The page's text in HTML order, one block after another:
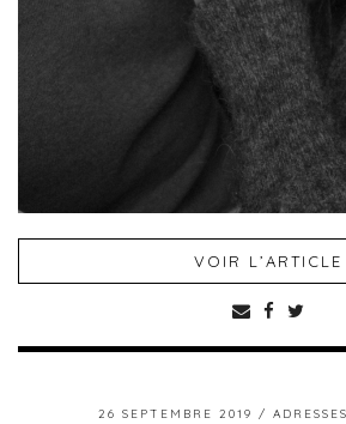
VOIR L’ARTICLE
26 SEPTEMBRE 2019